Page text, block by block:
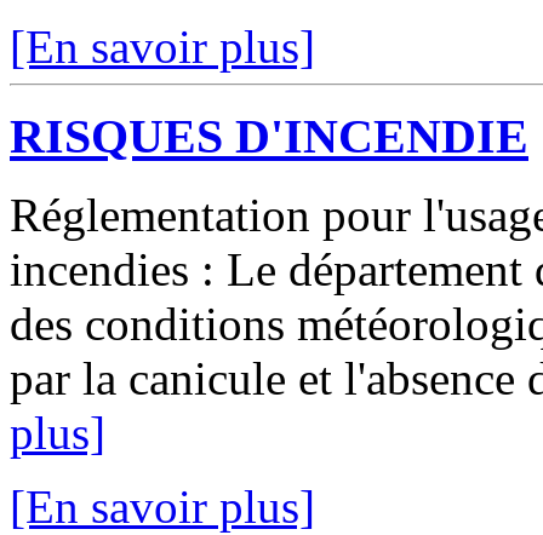
[En savoir plus]
RISQUES D'INCENDIE
Réglementation pour
incendies : Le département
des conditions
par la canicule et l'absence
plus]
[En savoir plus]